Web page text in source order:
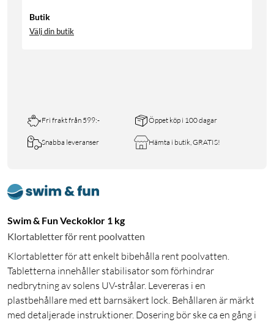
Butik
Välj din butik
Fri frakt från 599:- Öppet köp i 100 dagar
Snabba leveranser Hämta i butik, GRATIS!
Swim & Fun Veckoklor 1 kg
Klortabletter för rent poolvatten
Klortabletter för att enkelt bibehålla rent poolvatten.
Tabletterna innehåller stabilisator som förhindrar
nedbrytning av solens UV-strålar. Levereras i en
plastbehållare med ett barnsäkert lock. Behållaren är märkt
med detaljerade instruktioner. Dosering bör ske ca en gång i